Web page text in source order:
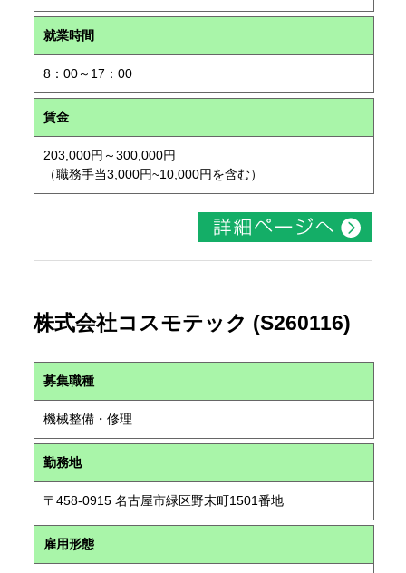
就業時間
8：00～17：00
賃金
203,000円～300,000円
（職務手当3,000円~10,000円を含む）
株式会社コスモテック (S260116)
募集職種
機械整備・修理
勤務地
〒458-0915 名古屋市緑区野末町1501番地
雇用形態